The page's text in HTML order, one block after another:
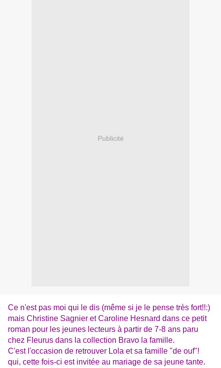
Publicité
Ce n'est pas moi qui le dis (même si je le pense très fort!!:)
mais Christine Sagnier et Caroline Hesnard dans ce petit
roman pour les jeunes lecteurs à partir de 7-8 ans paru
chez Fleurus dans la collection Bravo la famille.
C'est l'occasion de retrouver Lola et sa famille "de ouf"!
qui, cette fois-ci est invitée au mariage de sa jeune tante.